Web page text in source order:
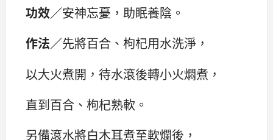
功效／安神忘憂，助眠養陰。
作法／先將百合、枸杞用水洗淨，
以大火煮開，待水滾後轉小火燜煮，
直到百合、枸杞熟軟。
另備滾水將白木耳煮至軟爛後，